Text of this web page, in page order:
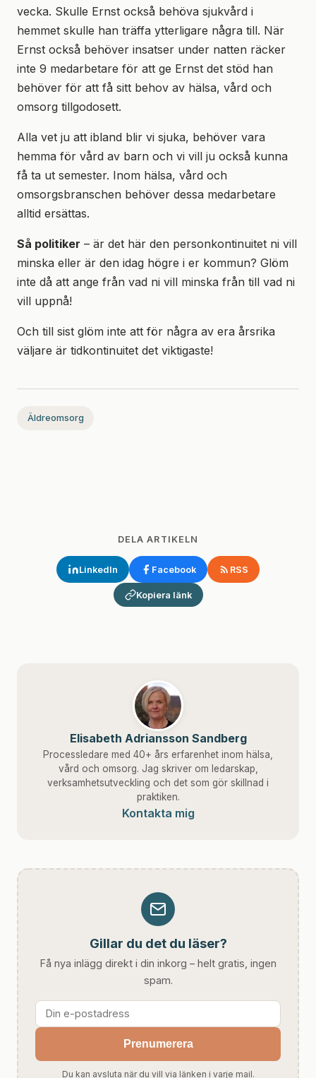
vecka. Skulle Ernst också behöva sjukvård i
hemmet skulle han träffa ytterligare några till. När
Ernst också behöver insatser under natten räcker
inte 9 medarbetare för att ge Ernst det stöd han
behöver för att få sitt behov av hälsa, vård och
omsorg tillgodosett.
Alla vet ju att ibland blir vi sjuka, behöver vara
hemma för vård av barn och vi vill ju också kunna
få ta ut semester. Inom hälsa, vård och
omsorgsbranschen behöver dessa medarbetare
alltid ersättas.
Så politiker – är det här den personkontinuitet ni vill
minska eller är den idag högre i er kommun? Glöm
inte då att ange från vad ni vill minska från till vad ni
vill uppnå!
Och till sist glöm inte att för några av era årsrika
väljare är tidkontinuitet det viktigaste!
Äldreomsorg
DELA ARTIKELN
LinkedIn Facebook RSS
Kopiera länk
Elisabeth Adriansson Sandberg
Processledare med 40+ års erfarenhet inom hälsa,
vård och omsorg. Jag skriver om ledarskap,
verksamhetsutveckling och det som gör skillnad i
praktiken.
Kontakta mig
Gillar du det du läser?
Få nya inlägg direkt i din inkorg – helt gratis, ingen
spam.
Prenumerera
Du kan avsluta när du vill via länken i varje mail.